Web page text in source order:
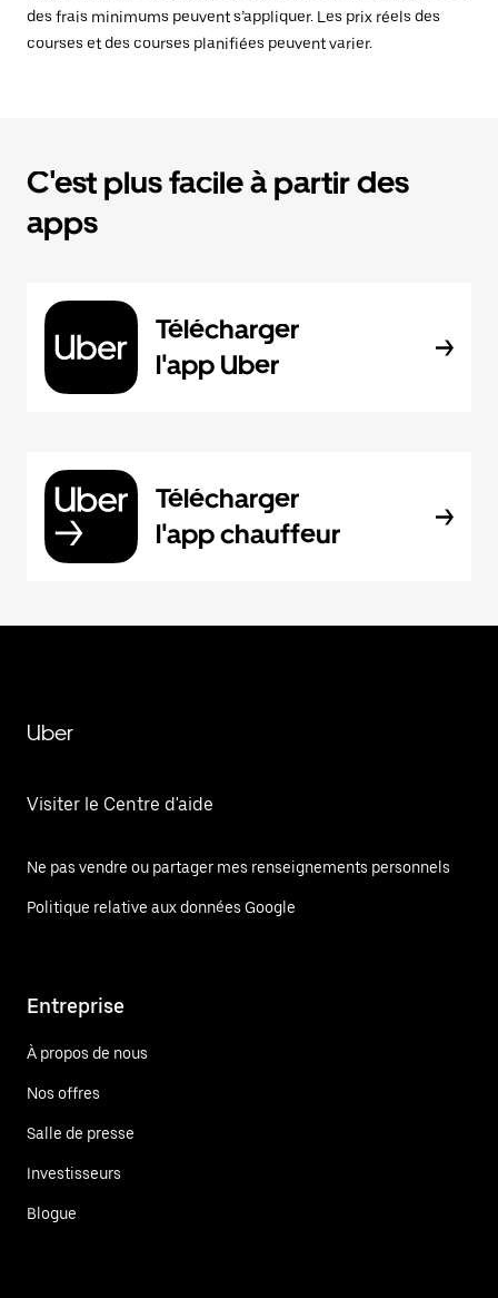
des frais minimums peuvent s’appliquer. Les prix réels des
courses et des courses planifiées peuvent varier.
C'est plus facile à partir des
apps
Télécharger
l'app Uber
Télécharger
l'app chauffeur
Uber
Visiter le Centre d'aide
Ne pas vendre ou partager mes renseignements personnels
Politique relative aux données Google
Entreprise
À propos de nous
Nos offres
Salle de presse
Investisseurs
Blogue